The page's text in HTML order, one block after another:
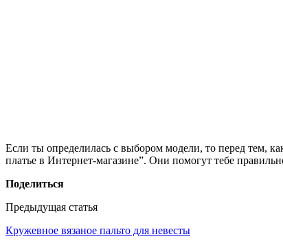
Если ты определилась с выбором модели, то перед тем,
платье в Интернет-магазине”. Они помогут тебе
Поделиться
Предыдущая статья
Кружевное вязаное пальто для невесты